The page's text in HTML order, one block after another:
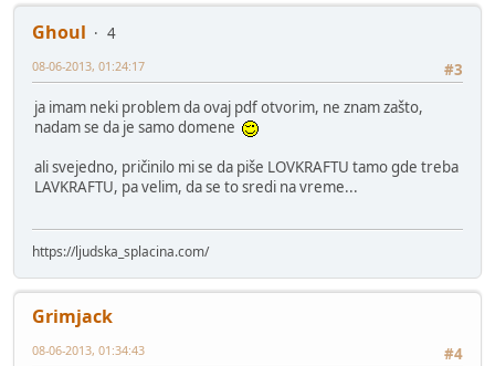
Ghoul
4
#3
08-06-2013, 01:24:17
ja imam neki problem da ovaj pdf otvorim, ne znam zašto,
nadam se da je samo domene
ali svejedno, pričinilo mi se da piše LOVKRAFTU tamo gde treba
LAVKRAFTU, pa velim, da se to sredi na vreme...
https://ljudska_splacina.com/
Grimjack
#4
08-06-2013, 01:34:43